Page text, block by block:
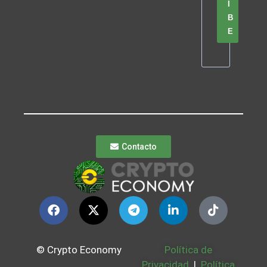
B
E
Contacto
© Crypto Economy
Política de